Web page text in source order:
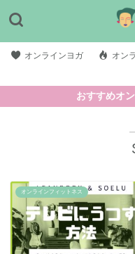
オンラインヨガ オン
おすすめオ
オンラインフィットネス